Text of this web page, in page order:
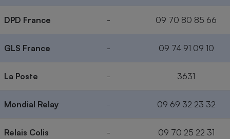
DPD France - 09 70 80 85 66
GLS France - 09 74 91 09 10
La Poste - 3631
Mondial Relay - 09 69 32 23 32
Relais Colis - 09 70 25 22 31